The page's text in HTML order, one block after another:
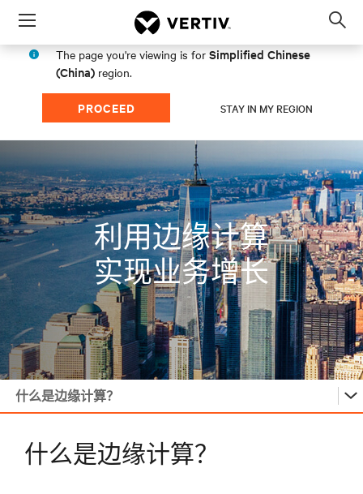
Menu
The page you're viewing is for Simplified Chinese
(China) region.
PROCEED STAY IN MY REGION
利用边缘计算
实现业务增长
什么是边缘计算？
什么是边缘计算？